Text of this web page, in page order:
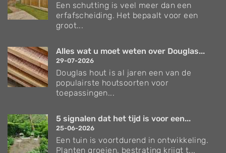
Een schutting is veel meer dan een
erfafscheiding. Het bepaalt voor een
groot...
Alles wat u moet weten over Douglas...
29-07-2026
Douglas hout is al jaren een van de
populairste houtsoorten voor
toepassingen...
5 signalen dat het tijd is voor een...
25-06-2026
Een tuin is voortdurend in ontwikkeling.
Planten groeien, bestrating krijgt t...